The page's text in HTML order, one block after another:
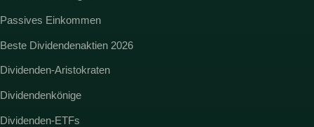
Passives Einkommen
Beste Dividendenaktien 2026
Dividenden-Aristokraten
Dividendenkönige
Dividenden-ETFs